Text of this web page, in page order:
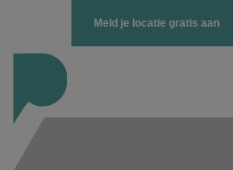
Meld je locatie gratis aan